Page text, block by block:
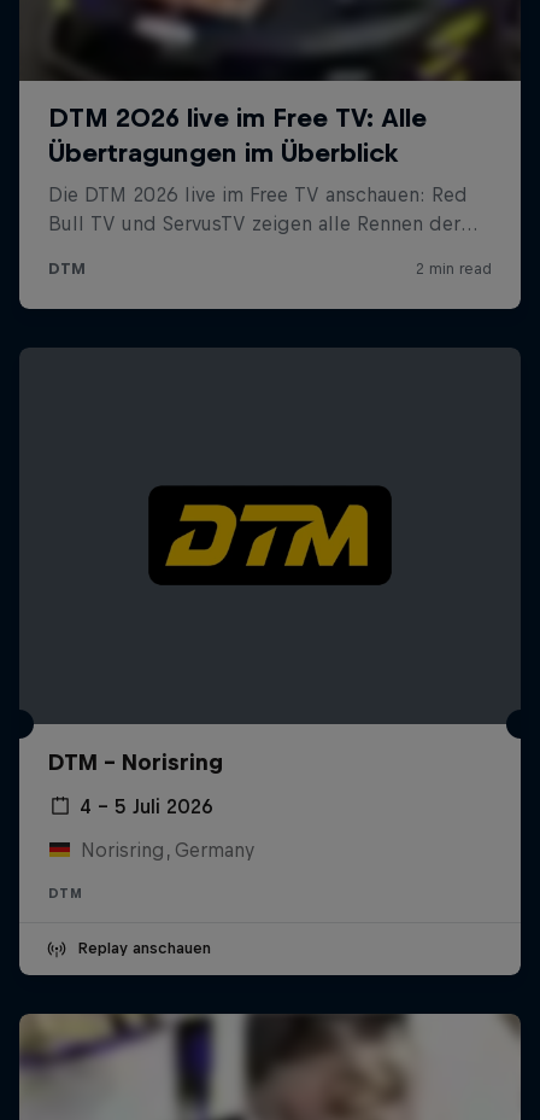
DTM – Norisring
4 – 5 Juli 2026
Norisring, Germany
DTM
Replay anschauen